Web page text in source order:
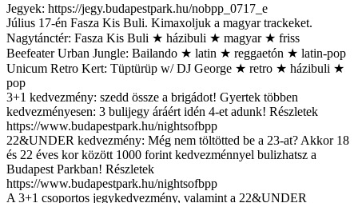
Jegyek: https://jegy.budapestpark.hu/nobpp_0717_e
Július 17-én Fasza Kis Buli. Kimaxoljuk a magyar trackeket.
Nagytánctér: Fasza Kis Buli ★ házibuli ★ magyar ★ friss
Beefeater Urban Jungle: Bailando ★ latin ★ reggaetón ★ latin-pop
Unicum Retro Kert: Tüptürüp w/ DJ George ★ retro ★ házibuli ★
pop
3+1 kedvezmény: szedd össze a brigádot! Gyertek többen
kedvezményesen: 3 bulijegy áráért idén 4-et adunk! Részletek
https://www.budapestpark.hu/nightsofbpp
22&UNDER kedvezmény: Még nem töltötted be a 23-at? Akkor 18
és 22 éves kor között 1000 forint kedvezménnyel bulizhatsz a
Budapest Parkban! Részletek
https://www.budapestpark.hu/nightsofbpp
A 3+1 csoportos jegykedvezmény, valamint a 22&UNDER